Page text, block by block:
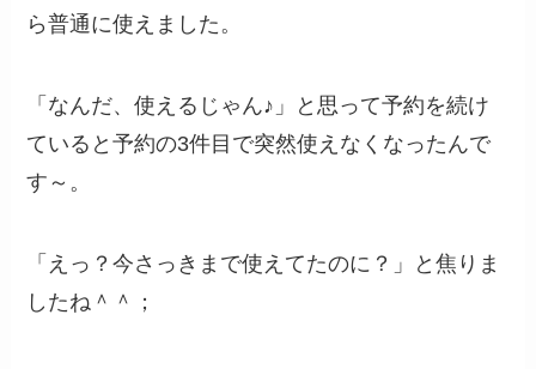
ら普通に使えました。
「なんだ、使えるじゃん♪」と思って予約を続け
ていると予約の3件目で突然使えなくなったんで
す～。
「えっ？今さっきまで使えてたのに？」と焦りま
したね＾＾；